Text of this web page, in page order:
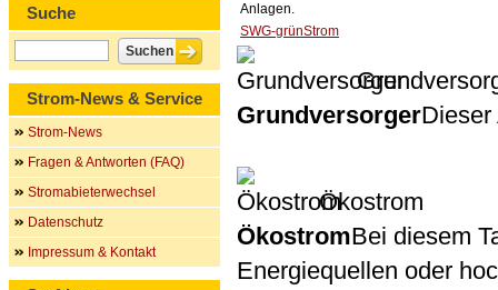
Anlagen.
SWG-grünStrom
GrundversorgerDieser
Ökostrom
ÖkostromBei diesem
Energiequellen oder
Suche
Strom-News & Service
Strom-News
Fragen & Antworten (FAQ)
Stromabieterwechsel
Datenschutz
Impressum & Kontakt